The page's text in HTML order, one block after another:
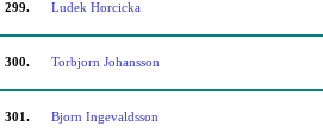
299. Ludek Horcicka
300. Torbjorn Johansson
301. Bjorn Ingevaldsson